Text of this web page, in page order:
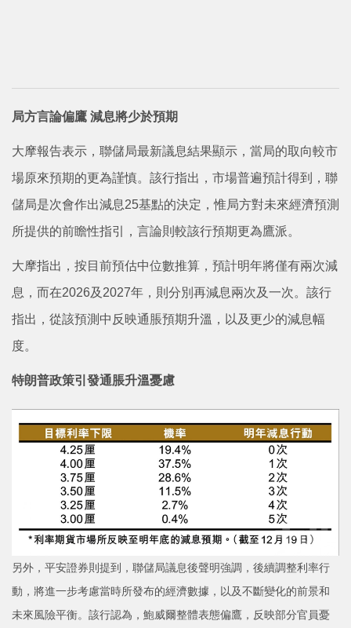
局方言論偏鷹 減息將少於預期
大摩報告表示，聯儲局最新議息結果顯示，當局的取向較市
場原來預期的更為謹慎。該行指出，市場普遍預計得到，聯
儲局是次會作出減息25基點的決定，惟局方對未來經濟預測
所提供的前瞻性指引，言論則較該行預期更為鷹派。
大摩指出，按目前預估中位數推算，預計明年將僅有兩次減
息，而在2026及2027年，則分別再減息兩次及一次。該行
指出，從該預測中反映通脹預期升溫，以及更少的減息幅
度。
特朗普政策引發通脹升溫憂慮
另外，平安證券則提到，聯儲局議息後聲明強調，後續調整利率行
動，將進一步考慮當時所發布的經濟數據，以及不斷變化的前景和
未來風險平衡。該行認為，鮑威爾整體表態偏鷹，反映部分官員憂